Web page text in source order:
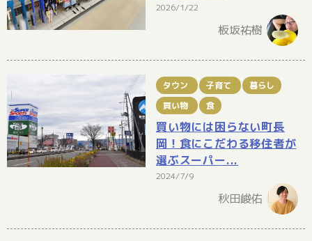
2026/1/22
板坂祐樹
タウン 子育て
暮らし
買い物
食
買い物には困らない町長
岡！食にこだわる移住者が
選ぶスーパー...
2024/7/9
秋田峻佑